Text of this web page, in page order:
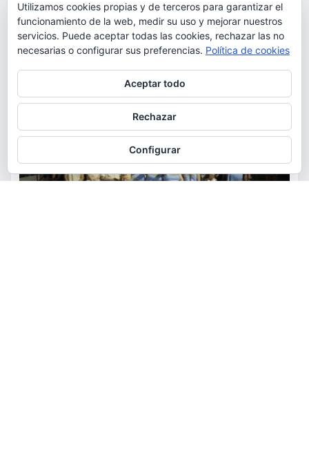
torrent al dia Ago 9, 2026
Utilizamos cookies propias y de terceros para garantizar el
funcionamiento de la web, medir su uso y mejorar nuestros
servicios. Puede aceptar todas las cookies, rechazar las no
necesarias o configurar sus preferencias. Política de cookies
Aceptar todo
Rechazar
Configurar
Para obtener más información, incluido cómo gestionar las cookies,